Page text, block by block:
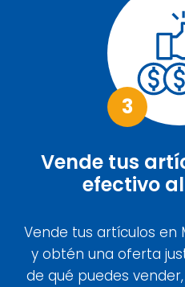
3
Vende tus
efectivo
Vende tus artículos en
y obtén una oferta
de qué puedes